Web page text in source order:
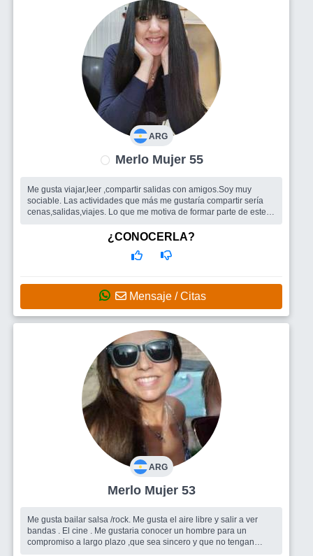
ARG
Merlo Mujer 55
Me gusta viajar,leer ,compartir salidas con amigos.Soy muy
sociable. Las actividades que más me gustaría compartir sería
cenas,salidas,viajes. Lo que me motiva de formar parte de este
Busco amigos para salir.¿CONOCERLA?
Mensaje / Citas
ARG
Merlo Mujer 53
Me gusta bailar salsa /rock. Me gusta el aire libre y salir a ver
bandas . El cine . Me gustaria conocer un hombre para un
compromiso a largo plazo ,que sea sincero y que no tengan